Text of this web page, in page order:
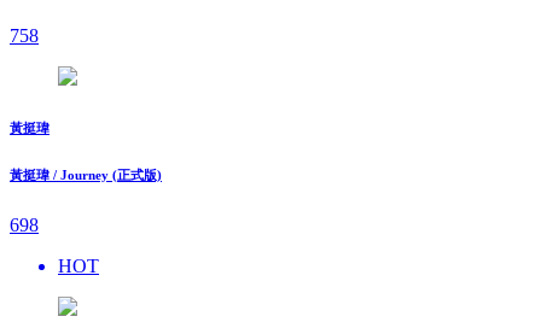
758
黃挺瑋
黃挺瑋 / Journey (正式版)
698
HOT